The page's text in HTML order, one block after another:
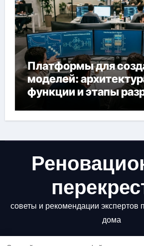
Платформы для
моделей:
функции и этапы
советы и рекомендации экспертов
дома